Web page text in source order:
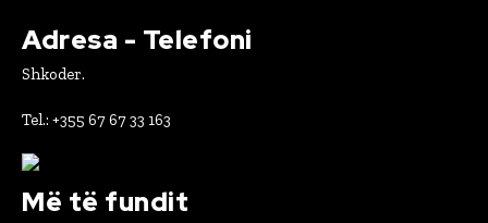
Adresa - Telefoni
Shkoder.
Tel.: +355 67 67 33 163
Më të fundit